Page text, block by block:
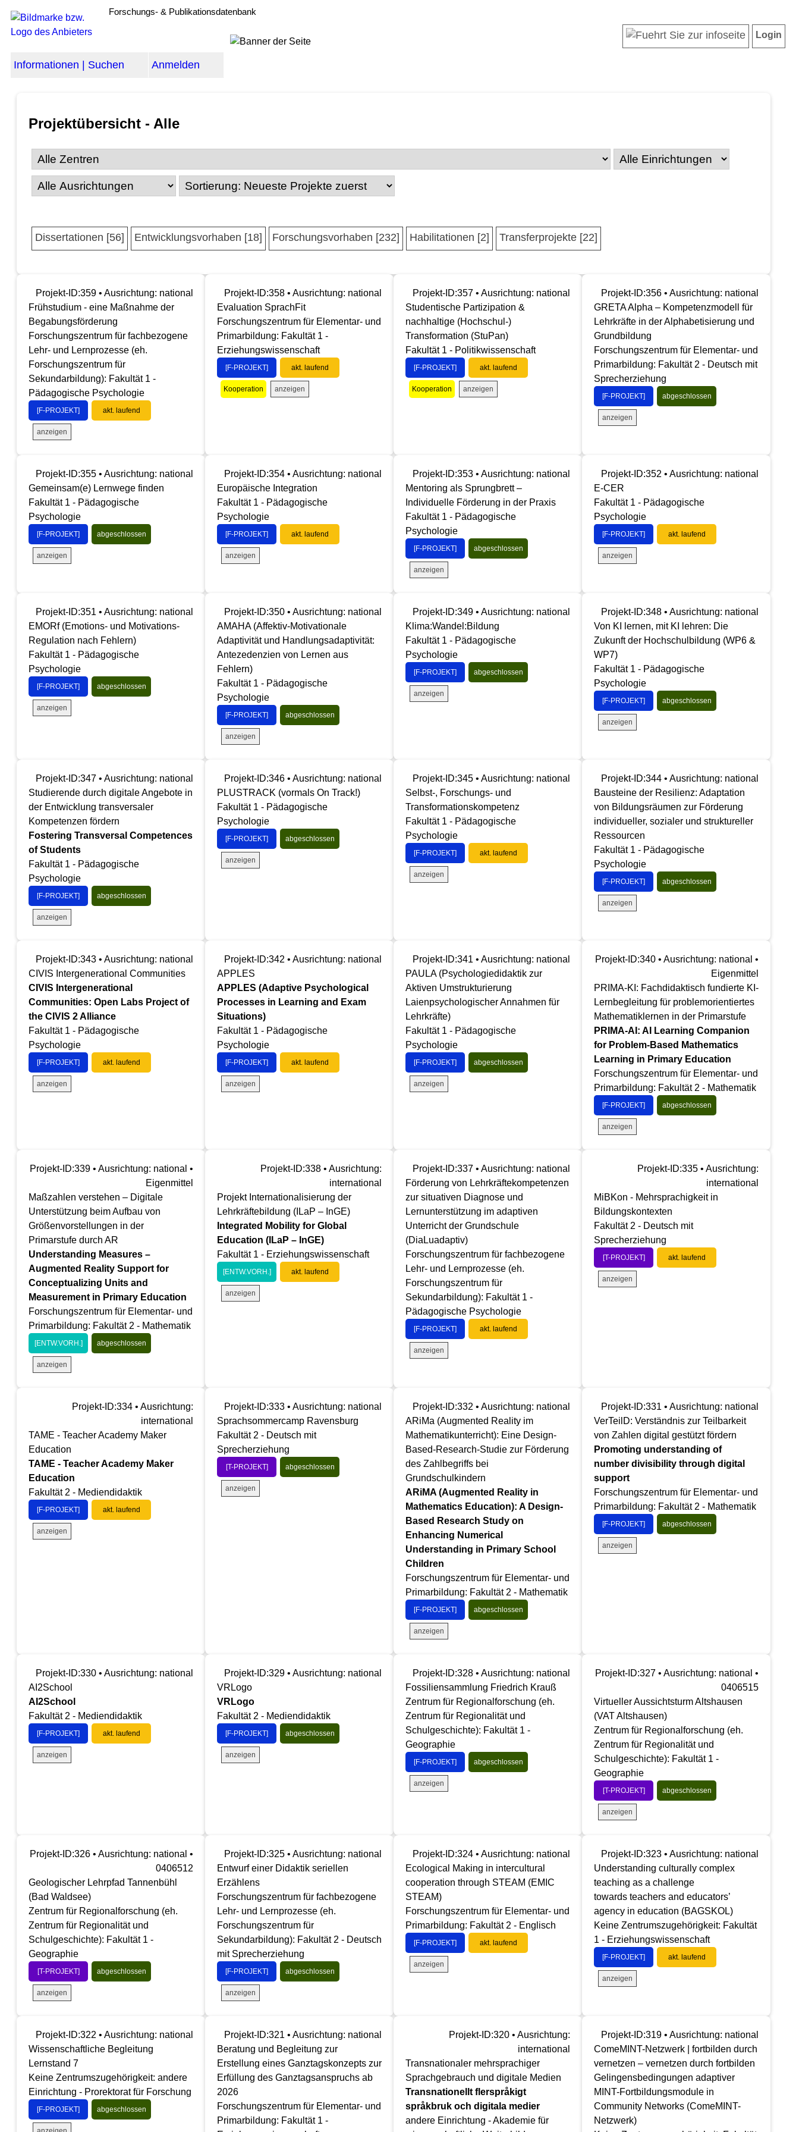
Forschungs- & Publikationsdatenbank
Informationen | Suchen Anmelden
Login
Projektübersicht - Alle
Dissertationen [56] Entwicklungsvorhaben [18] Forschungsvorhaben [232] Habilitationen [2] Transferprojekte [22]
Projekt-ID:359 • Ausrichtung: national
Frühstudium - eine Maßnahme der
Begabungsförderung
Forschungszentrum für fachbezogene
Lehr- und Lernprozesse (eh.
Forschungszentrum für
Sekundarbildung): Fakultät 1 -
Pädagogische Psychologie
[F-PROJEKT] akt. laufend
anzeigen
Projekt-ID:358 • Ausrichtung: national
Evaluation SprachFit
Forschungszentrum für Elementar- und
Primarbildung: Fakultät 1 -
Erziehungswissenschaft
[F-PROJEKT] akt. laufend
Kooperation anzeigen
Projekt-ID:357 • Ausrichtung: national
Studentische Partizipation &
nachhaltige (Hochschul-)
Transformation (StuPan)
Fakultät 1 - Politikwissenschaft
[F-PROJEKT] akt. laufend
Kooperation anzeigen
Projekt-ID:356 • Ausrichtung: national
GRETA Alpha – Kompetenzmodell für
Lehrkräfte in der Alphabetisierung und
Grundbildung
Forschungszentrum für Elementar- und
Primarbildung: Fakultät 2 - Deutsch mit
Sprecherziehung
[F-PROJEKT] abgeschlossen
anzeigen
Projekt-ID:355 • Ausrichtung: national
Gemeinsam(e) Lernwege finden
Fakultät 1 - Pädagogische
Psychologie
[F-PROJEKT] abgeschlossen
anzeigen
Projekt-ID:354 • Ausrichtung: national
Europäische Integration
Fakultät 1 - Pädagogische
Psychologie
[F-PROJEKT] akt. laufend
anzeigen
Projekt-ID:353 • Ausrichtung: national
Mentoring als Sprungbrett –
Individuelle Förderung in der Praxis
Fakultät 1 - Pädagogische
Psychologie
[F-PROJEKT] abgeschlossen
anzeigen
Projekt-ID:352 • Ausrichtung: national
E-CER
Fakultät 1 - Pädagogische
Psychologie
[F-PROJEKT] akt. laufend
anzeigen
Projekt-ID:351 • Ausrichtung: national
EMORf (Emotions- und Motivations-
Regulation nach Fehlern)
Fakultät 1 - Pädagogische
Psychologie
[F-PROJEKT] abgeschlossen
anzeigen
Projekt-ID:350 • Ausrichtung: national
AMAHA (Affektiv-Motivationale
Adaptivität und Handlungsadaptivität:
Antezedenzien von Lernen aus
Fehlern)
Fakultät 1 - Pädagogische
Psychologie
[F-PROJEKT] abgeschlossen
anzeigen
Projekt-ID:349 • Ausrichtung: national
Klima:Wandel:Bildung
Fakultät 1 - Pädagogische
Psychologie
[F-PROJEKT] abgeschlossen
anzeigen
Projekt-ID:348 • Ausrichtung: national
Von KI lernen, mit KI lehren: Die
Zukunft der Hochschulbildung (WP6 &
WP7)
Fakultät 1 - Pädagogische
Psychologie
[F-PROJEKT] abgeschlossen
anzeigen
Projekt-ID:347 • Ausrichtung: national
Studierende durch digitale Angebote in
der Entwicklung transversaler
Kompetenzen fördern
Fostering Transversal Competences
of Students
Fakultät 1 - Pädagogische
Psychologie
[F-PROJEKT] abgeschlossen
anzeigen
Projekt-ID:346 • Ausrichtung: national
PLUSTRACK (vormals On Track!)
Fakultät 1 - Pädagogische
Psychologie
[F-PROJEKT] abgeschlossen
anzeigen
Projekt-ID:345 • Ausrichtung: national
Selbst-, Forschungs- und
Transformationskompetenz
Fakultät 1 - Pädagogische
Psychologie
[F-PROJEKT] akt. laufend
anzeigen
Projekt-ID:344 • Ausrichtung: national
Bausteine der Resilienz: Adaptation
von Bildungsräumen zur Förderung
individueller, sozialer und struktureller
Ressourcen
Fakultät 1 - Pädagogische
Psychologie
[F-PROJEKT] abgeschlossen
anzeigen
Projekt-ID:343 • Ausrichtung: national
CIVIS Intergenerational Communities
CIVIS Intergenerational
Communities: Open Labs Project of
the CIVIS 2 Alliance
Fakultät 1 - Pädagogische
Psychologie
[F-PROJEKT] akt. laufend
anzeigen
Projekt-ID:342 • Ausrichtung: national
APPLES
APPLES (Adaptive Psychological
Processes in Learning and Exam
Situations)
Fakultät 1 - Pädagogische
Psychologie
[F-PROJEKT] akt. laufend
anzeigen
Projekt-ID:341 • Ausrichtung: national
PAULA (Psychologiedidaktik zur
Aktiven Umstrukturierung
Laienpsychologischer Annahmen für
Lehrkräfte)
Fakultät 1 - Pädagogische
Psychologie
[F-PROJEKT] abgeschlossen
anzeigen
Projekt-ID:340 • Ausrichtung: national •
Eigenmittel
PRIMA-KI: Fachdidaktisch fundierte KI-
Lernbegleitung für problemorientiertes
Mathematiklernen in der Primarstufe
PRIMA-AI: AI Learning Companion
for Problem-Based Mathematics
Learning in Primary Education
Forschungszentrum für Elementar- und
Primarbildung: Fakultät 2 - Mathematik
[F-PROJEKT] abgeschlossen
anzeigen
Projekt-ID:339 • Ausrichtung: national •
Eigenmittel
Maßzahlen verstehen – Digitale
Unterstützung beim Aufbau von
Größenvorstellungen in der
Primarstufe durch AR
Understanding Measures –
Augmented Reality Support for
Conceptualizing Units and
Measurement in Primary Education
Forschungszentrum für Elementar- und
Primarbildung: Fakultät 2 - Mathematik
[ENTW.VORH.] abgeschlossen
anzeigen
Projekt-ID:338 • Ausrichtung:
international
Projekt Internationalisierung der
Lehrkräftebildung (ILaP – InGE)
Integrated Mobility for Global
Education (ILaP – InGE)
Fakultät 1 - Erziehungswissenschaft
[ENTW.VORH.] akt. laufend
anzeigen
Projekt-ID:337 • Ausrichtung: national
Förderung von Lehrkräftekompetenzen
zur situativen Diagnose und
Lernunterstützung im adaptiven
Unterricht der Grundschule
(DiaLuadaptiv)
Forschungszentrum für fachbezogene
Lehr- und Lernprozesse (eh.
Forschungszentrum für
Sekundarbildung): Fakultät 1 -
Pädagogische Psychologie
[F-PROJEKT] akt. laufend
anzeigen
Projekt-ID:335 • Ausrichtung:
international
MiBKon - Mehrsprachigkeit in
Bildungskontexten
Fakultät 2 - Deutsch mit
Sprecherziehung
[T-PROJEKT] akt. laufend
anzeigen
Projekt-ID:334 • Ausrichtung:
international
TAME - Teacher Academy Maker
Education
TAME - Teacher Academy Maker
Education
Fakultät 2 - Mediendidaktik
[F-PROJEKT] akt. laufend
anzeigen
Projekt-ID:333 • Ausrichtung: national
Sprachsommercamp Ravensburg
Fakultät 2 - Deutsch mit
Sprecherziehung
[T-PROJEKT] abgeschlossen
anzeigen
Projekt-ID:332 • Ausrichtung: national
ARiMa (Augmented Reality im
Mathematikunterricht): Eine Design-
Based-Research-Studie zur Förderung
des Zahlbegriffs bei
Grundschulkindern
ARiMA (Augmented Reality in
Mathematics Education): A Design-
Based Research Study on
Enhancing Numerical
Understanding in Primary School
Children
Forschungszentrum für Elementar- und
Primarbildung: Fakultät 2 - Mathematik
[F-PROJEKT] abgeschlossen
anzeigen
Projekt-ID:331 • Ausrichtung: national
VerTeilD: Verständnis zur Teilbarkeit
von Zahlen digital gestützt fördern
Promoting understanding of
number divisibility through digital
support
Forschungszentrum für Elementar- und
Primarbildung: Fakultät 2 - Mathematik
[F-PROJEKT] abgeschlossen
anzeigen
Projekt-ID:330 • Ausrichtung: national
AI2School
AI2School
Fakultät 2 - Mediendidaktik
[F-PROJEKT] akt. laufend
anzeigen
Projekt-ID:329 • Ausrichtung: national
VRLogo
VRLogo
Fakultät 2 - Mediendidaktik
[F-PROJEKT] abgeschlossen
anzeigen
Projekt-ID:328 • Ausrichtung: national
Fossiliensammlung Friedrich Krauß
Zentrum für Regionalforschung (eh.
Zentrum für Regionalität und
Schulgeschichte): Fakultät 1 -
Geographie
[F-PROJEKT] abgeschlossen
anzeigen
Projekt-ID:327 • Ausrichtung: national •
0406515
Virtueller Aussichtsturm Altshausen
(VAT Altshausen)
Zentrum für Regionalforschung (eh.
Zentrum für Regionalität und
Schulgeschichte): Fakultät 1 -
Geographie
[T-PROJEKT] abgeschlossen
anzeigen
Projekt-ID:326 • Ausrichtung: national •
0406512
Geologischer Lehrpfad Tannenbühl
(Bad Waldsee)
Zentrum für Regionalforschung (eh.
Zentrum für Regionalität und
Schulgeschichte): Fakultät 1 -
Geographie
[T-PROJEKT] abgeschlossen
anzeigen
Projekt-ID:325 • Ausrichtung: national
Entwurf einer Didaktik seriellen
Erzählens
Forschungszentrum für fachbezogene
Lehr- und Lernprozesse (eh.
Forschungszentrum für
Sekundarbildung): Fakultät 2 - Deutsch
mit Sprecherziehung
[F-PROJEKT] abgeschlossen
anzeigen
Projekt-ID:324 • Ausrichtung: national
Ecological Making in intercultural
cooperation through STEAM (EMIC
STEAM)
Forschungszentrum für Elementar- und
Primarbildung: Fakultät 2 - Englisch
[F-PROJEKT] akt. laufend
anzeigen
Projekt-ID:323 • Ausrichtung: national
Understanding culturally complex
teaching as a challenge
towards teachers and educators’
agency in education (BAGSKOL)
Keine Zentrumszugehörigkeit: Fakultät
1 - Erziehungswissenschaft
[F-PROJEKT] akt. laufend
anzeigen
Projekt-ID:322 • Ausrichtung: national
Wissenschaftliche Begleitung
Lernstand 7
Keine Zentrumszugehörigkeit: andere
Einrichtung - Prorektorat für Forschung
[F-PROJEKT] abgeschlossen
Projekt-ID:321 • Ausrichtung: national
Beratung und Begleitung zur
Erstellung eines Ganztagskonzepts zur
Erfüllung des Ganztagsanspruchs ab
2026
Forschungszentrum für Elementar- und
Primarbildung: Fakultät 1 -
Projekt-ID:320 • Ausrichtung:
international
Transnationaler mehrsprachiger
Sprachgebrauch und digitale Medien
Transnationellt flerspråkigt
språkbruk och digitala medier
andere Einrichtung - Akademie für
Projekt-ID:319 • Ausrichtung: national
ComeMINT-Netzwerk | fortbilden durch
vernetzen – vernetzen durch fortbilden
Gelingensbedingungen adaptiver
MINT-Fortbildungsmodule in
Community Networks (ComeMINT-
Netzwerk)